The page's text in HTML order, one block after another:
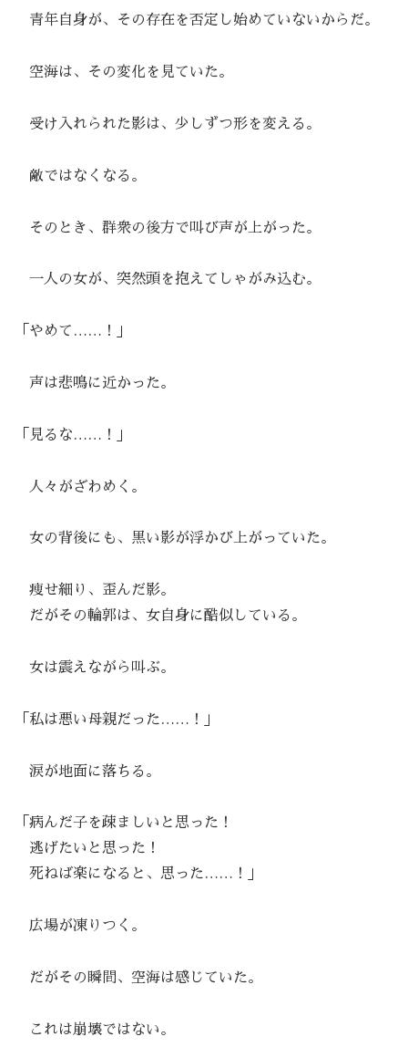
青年自身が、その存在を否定し始めていないからだ。
空海は、その変化を見ていた。
受け入れられた影は、少しずつ形を変える。
敵ではなくなる。
そのとき、群衆の後方で叫び声が上がった。
一人の女が、突然頭を抱えてしゃがみ込む。
「やめて……！」
声は悲鳴に近かった。
「見るな……！」
人々がざわめく。
女の背後にも、黒い影が浮かび上がっていた。
痩せ細り、歪んだ影。
だがその輪郭は、女自身に酷似している。
女は震えながら叫ぶ。
「私は悪い母親だった……！」
涙が地面に落ちる。
「病んだ子を疎ましいと思った！
逃げたいと思った！
死ねば楽になると、思った……！」
広場が凍りつく。
だがその瞬間、空海は感じていた。
これは崩壊ではない。